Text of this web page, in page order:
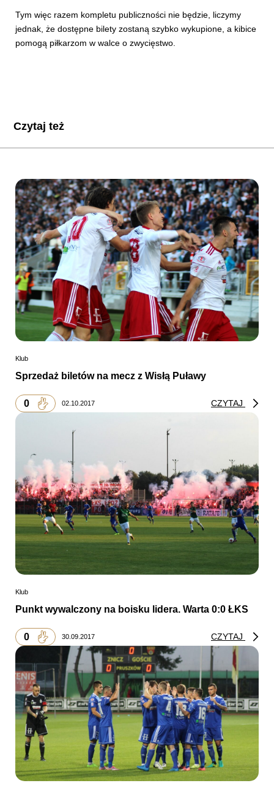
Tym więc razem kompletu publiczności nie będzie, liczymy
jednak, że dostępne bilety zostaną szybko wykupione, a kibice
pomogą piłkarzom w walce o zwycięstwo.
Czytaj też
Klub
Sprzedaż biletów na mecz z Wisłą Puławy
0 02.10.2017 CZYTAJ
Klub
Punkt wywalczony na boisku lidera. Warta 0:0 ŁKS
0 30.09.2017 CZYTAJ